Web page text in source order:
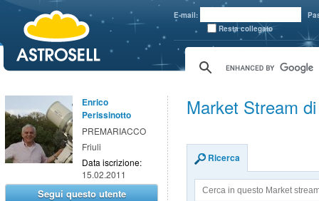
E-mail:
Resta collegato
Enrico
Perissinotto
PREMARIACCO
Friuli
Data iscrizione:
15.02.2011
Segui questo utente
Market Stream
Ricerca